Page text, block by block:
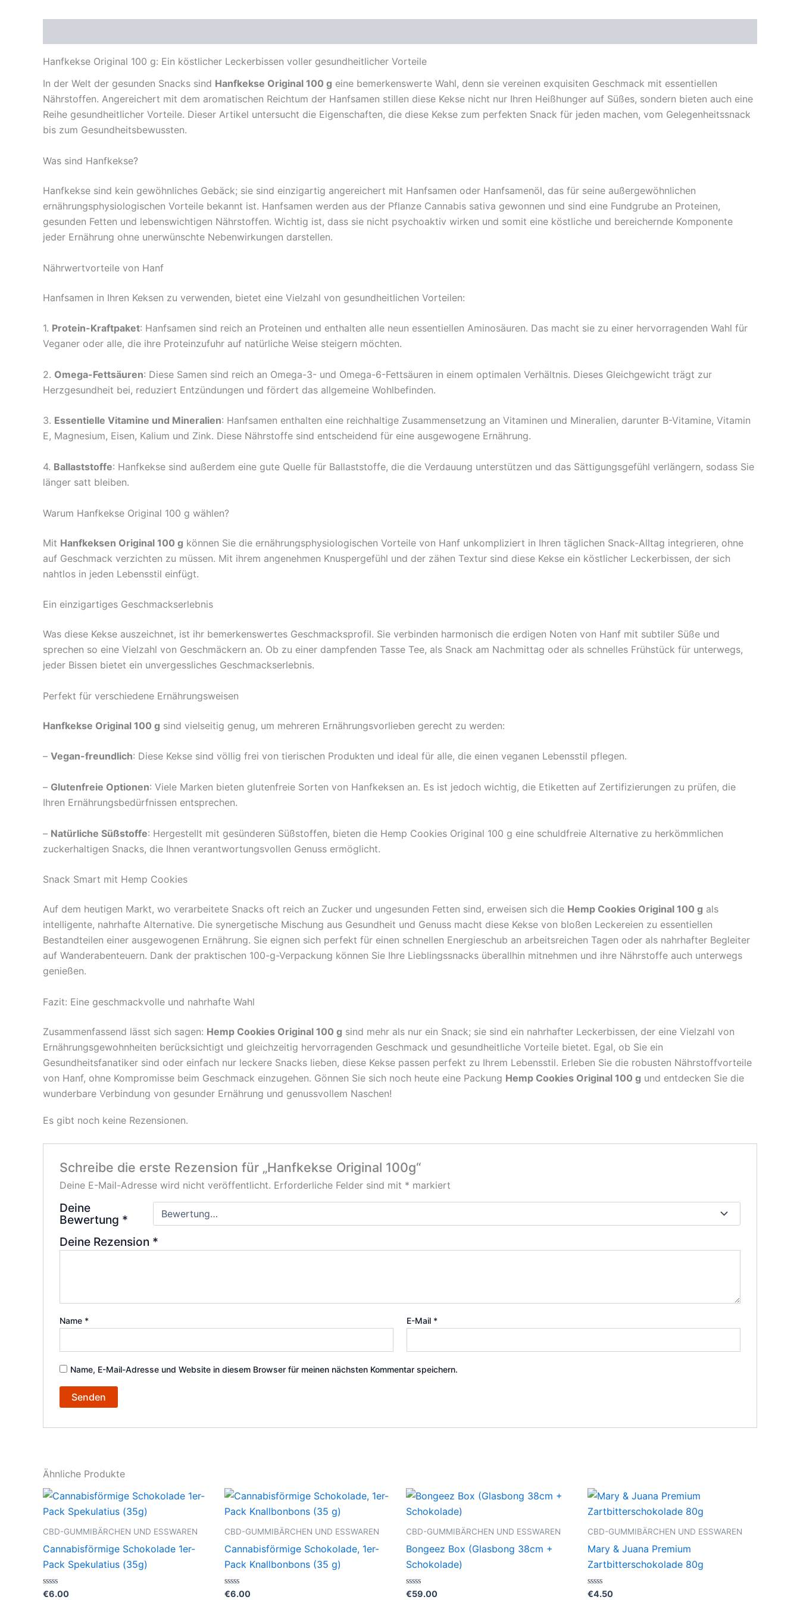
Hanfkekse Original 100 g: Ein köstlicher Leckerbissen voller gesundheitlicher Vorteile
In der Welt der gesunden Snacks sind Hanfkekse Original 100 g eine bemerkenswerte Wahl, denn sie vereinen exquisiten Geschmack mit essentiellen
Nährstoffen. Angereichert mit dem aromatischen Reichtum der Hanfsamen stillen diese Kekse nicht nur Ihren Heißhunger auf Süßes, sondern bieten auch eine
Reihe gesundheitlicher Vorteile. Dieser Artikel untersucht die Eigenschaften, die diese Kekse zum perfekten Snack für jeden machen, vom Gelegenheitssnack
bis zum Gesundheitsbewussten.
Was sind Hanfkekse?
Hanfkekse sind kein gewöhnliches Gebäck; sie sind einzigartig angereichert mit Hanfsamen oder Hanfsamenöl, das für seine außergewöhnlichen
ernährungsphysiologischen Vorteile bekannt ist. Hanfsamen werden aus der Pflanze Cannabis sativa gewonnen und sind eine Fundgrube an Proteinen,
gesunden Fetten und lebenswichtigen Nährstoffen. Wichtig ist, dass sie nicht psychoaktiv wirken und somit eine köstliche und bereichernde Komponente
jeder Ernährung ohne unerwünschte Nebenwirkungen darstellen.
Nährwertvorteile von Hanf
Hanfsamen in Ihren Keksen zu verwenden, bietet eine Vielzahl von gesundheitlichen Vorteilen:
1. Protein-Kraftpaket: Hanfsamen sind reich an Proteinen und enthalten alle neun essentiellen Aminosäuren. Das macht sie zu einer hervorragenden Wahl für
Veganer oder alle, die ihre Proteinzufuhr auf natürliche Weise steigern möchten.
2. Omega-Fettsäuren: Diese Samen sind reich an Omega-3- und Omega-6-Fettsäuren in einem optimalen Verhältnis. Dieses Gleichgewicht trägt zur
Herzgesundheit bei, reduziert Entzündungen und fördert das allgemeine Wohlbefinden.
3. Essentielle Vitamine und Mineralien: Hanfsamen enthalten eine reichhaltige Zusammensetzung an Vitaminen und Mineralien, darunter B-Vitamine, Vitamin
E, Magnesium, Eisen, Kalium und Zink. Diese Nährstoffe sind entscheidend für eine ausgewogene Ernährung.
4. Ballaststoffe: Hanfkekse sind außerdem eine gute Quelle für Ballaststoffe, die die Verdauung unterstützen und das Sättigungsgefühl verlängern, sodass Sie
länger satt bleiben.
Warum Hanfkekse Original 100 g wählen?
Mit Hanfkeksen Original 100 g können Sie die ernährungsphysiologischen Vorteile von Hanf unkompliziert in Ihren täglichen Snack-Alltag integrieren, ohne
auf Geschmack verzichten zu müssen. Mit ihrem angenehmen Knuspergefühl und der zähen Textur sind diese Kekse ein köstlicher Leckerbissen, der sich
nahtlos in jeden Lebensstil einfügt.
Ein einzigartiges Geschmackserlebnis
Was diese Kekse auszeichnet, ist ihr bemerkenswertes Geschmacksprofil. Sie verbinden harmonisch die erdigen Noten von Hanf mit subtiler Süße und
sprechen so eine Vielzahl von Geschmäckern an. Ob zu einer dampfenden Tasse Tee, als Snack am Nachmittag oder als schnelles Frühstück für unterwegs,
jeder Bissen bietet ein unvergessliches Geschmackserlebnis.
Perfekt für verschiedene Ernährungsweisen
Hanfkekse Original 100 g sind vielseitig genug, um mehreren Ernährungsvorlieben gerecht zu werden:
– Vegan-freundlich: Diese Kekse sind völlig frei von tierischen Produkten und ideal für alle, die einen veganen Lebensstil pflegen.
– Glutenfreie Optionen: Viele Marken bieten glutenfreie Sorten von Hanfkeksen an. Es ist jedoch wichtig, die Etiketten auf Zertifizierungen zu prüfen, die
Ihren Ernährungsbedürfnissen entsprechen.
– Natürliche Süßstoffe: Hergestellt mit gesünderen Süßstoffen, bieten die Hemp Cookies Original 100 g eine schuldfreie Alternative zu herkömmlichen
zuckerhaltigen Snacks, die Ihnen verantwortungsvollen Genuss ermöglicht.
Snack Smart mit Hemp Cookies
Auf dem heutigen Markt, wo verarbeitete Snacks oft reich an Zucker und ungesunden Fetten sind, erweisen sich die Hemp Cookies Original 100 g als
intelligente, nahrhafte Alternative. Die synergetische Mischung aus Gesundheit und Genuss macht diese Kekse von bloßen Leckereien zu essentiellen
Bestandteilen einer ausgewogenen Ernährung. Sie eignen sich perfekt für einen schnellen Energieschub an arbeitsreichen Tagen oder als nahrhafter Begleiter
auf Wanderabenteuern. Dank der praktischen 100-g-Verpackung können Sie Ihre Lieblingssnacks überallhin mitnehmen und ihre Nährstoffe auch unterwegs
genießen.
Fazit: Eine geschmackvolle und nahrhafte Wahl
Zusammenfassend lässt sich sagen: Hemp Cookies Original 100 g sind mehr als nur ein Snack; sie sind ein nahrhafter Leckerbissen, der eine Vielzahl von
Ernährungsgewohnheiten berücksichtigt und gleichzeitig hervorragenden Geschmack und gesundheitliche Vorteile bietet. Egal, ob Sie ein
Gesundheitsfanatiker sind oder einfach nur leckere Snacks lieben, diese Kekse passen perfekt zu Ihrem Lebensstil. Erleben Sie die robusten Nährstoffvorteile
von Hanf, ohne Kompromisse beim Geschmack einzugehen. Gönnen Sie sich noch heute eine Packung Hemp Cookies Original 100 g und entdecken Sie die
wunderbare Verbindung von gesunder Ernährung und genussvollem Naschen!
Es gibt noch keine Rezensionen.
Schreibe die erste Rezension für „Hanfkekse Original 100g“
Deine E-Mail-Adresse wird nicht veröffentlicht. Erforderliche Felder sind mit * markiert
Deine
Bewertung *
Deine Rezension *
Name * E-Mail *
Name, E-Mail-Adresse und Website in diesem Browser für meinen nächsten Kommentar speichern.
Ähnliche Produkte
CBD-GUMMIBÄRCHEN UND ESSWAREN
Cannabisförmige Schokolade 1er-
Pack Spekulatius (35g)
Bewertet
€6.00
CBD-GUMMIBÄRCHEN UND ESSWAREN
Cannabisförmige Schokolade, 1er-
Pack Knallbonbons (35 g)
Bewertet
€6.00
CBD-GUMMIBÄRCHEN UND ESSWAREN
Bongeez Box (Glasbong 38cm +
Schokolade)
Bewertet
€59.00
CBD-GUMMIBÄRCHEN UND ESSWAREN
Mary & Juana Premium
Zartbitterschokolade 80g
Bewertet
€4.50